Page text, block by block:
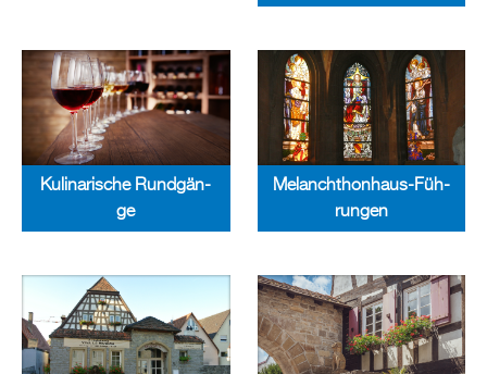
Ku­li­na­ri­sche Rund­gän­
ge
Me­lan­chthon­haus-Füh­
run­gen